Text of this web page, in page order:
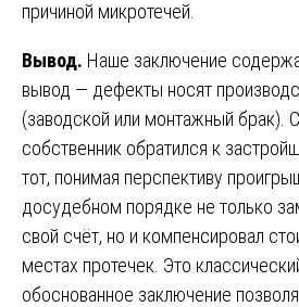
причиной микротечей.
Вывод. Наше заключение
вывод — дефекты носят
(заводской или монтажный брак).
собственник обратился к
тот, понимая перспективу
досудебном порядке не только
свой счёт, но и компенсировал
местах протечек. Это
обоснованное заключение